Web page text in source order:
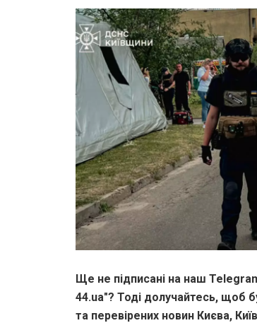
Ще не підписані на наш
44.ua"? Тоді долучайтесь, щоб
та перевірених новин Києва,